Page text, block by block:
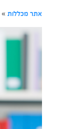
אתר מכללות »